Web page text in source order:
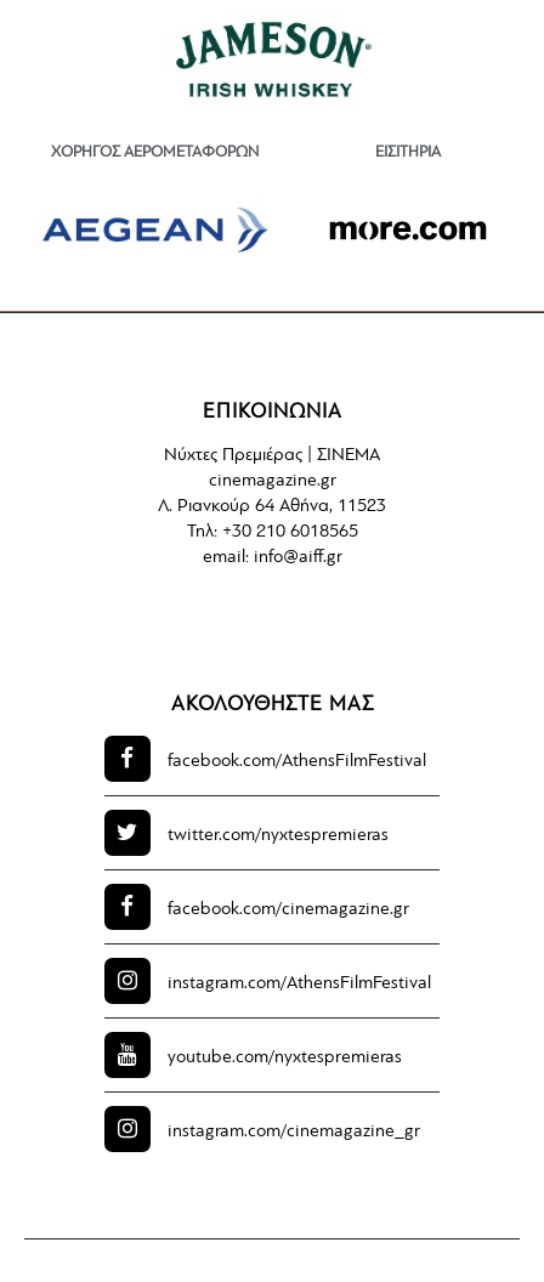
ΧΟΡΗΓΟΣ ΑΕΡΟΜΕΤΑΦΟΡΩΝ ΕΙΣΙΤΗΡΙΑ
ΕΠΙΚΟΙΝΩΝΙΑ
Νύχτες Πρεμιέρας | ΣΙΝΕΜΑ
cinemagazine.gr
Λ. Ριανκούρ 64 Αθήνα, 11523
Τηλ: +30 210 6018565
email: info@aiff.gr
ΑΚΟΛΟΥΘΗΣΤΕ ΜΑΣ
facebook.com/AthensFilmFestival
twitter.com/nyxtespremieras
facebook.com/cinemagazine.gr
instagram.com/AthensFilmFestival
youtube.com/nyxtespremieras
instagram.com/cinemagazine_gr